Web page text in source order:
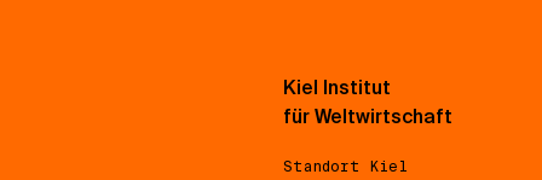
Kiel Institut
für Weltwirtschaft
Standort Kiel